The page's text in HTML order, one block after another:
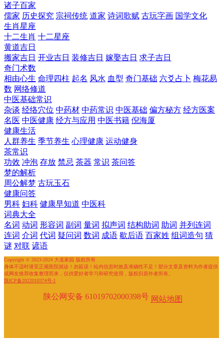
诸子百家
儒家 历史探究 宗祠传统 道家 诗词歌赋 古玩字画 国学文化
生肖星座
十二生肖 十二星座
黄道吉日
搬家吉日 开业吉日 装修吉日 嫁娶吉日 求子吉日
奇门术数
相由心生 命理四柱 起名 风水 血型 奇门基础 六爻占卜 梅花易
数 网络修道
中医基础常识
杂谈 经络穴位 中药材 中药常识 中医基础 偏方秘方 经方医案
名医 中医健康 经方与应用 中医书籍 倪海厦
健康生活
人群养生 季节养生 心理健康 运动健身
茶常识
功效 冲泡 存放 禁忌 茶器 常识 茶问答
梦的解析
周公解梦 古玩玉石
健康问答
男科 妇科 健康早知道 中医科
词典大全
名词 动词 形容词 副词 量词 拟声词 结构助词 助词 并列连词
连词 介词 代词 疑问词 数词 成语 歇后语 百家姓 组词造句 猜
谜 对联 谚语
Copyright © 2023-2024 大道家园 版权所有
身体不适时请至正规医院就诊！勿延误！站内信息时效及准确性不足！部分文章及资料为作者提供
或网友推荐收集整理而来，仅供爱好者学习和研究使用，版权归原作者所有。
陕ICP备2022010374号-1
陕公网安备 61019702000398号 网站地图